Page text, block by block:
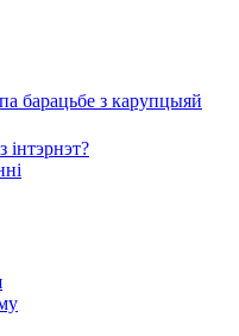
барацьбе з карупцыяй
інтэрнэт?